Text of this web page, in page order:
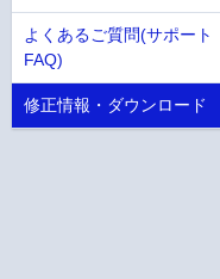
よくあるご質問(サポート
FAQ)
修正情報・ダウンロード